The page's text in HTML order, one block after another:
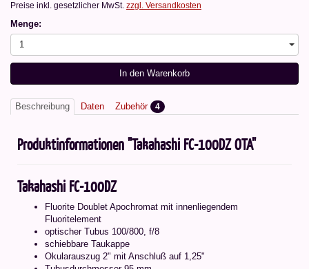
Preise inkl. gesetzlicher MwSt. zzgl. Versandkosten
Menge:
1
In den Warenkorb
Beschreibung Daten Zubehör 4
Produktinformationen "Takahashi FC-100DZ OTA"
Takahashi FC-100DZ
Fluorite Doublet Apochromat mit innenliegendem
Fluoritelement
optischer Tubus 100/800, f/8
schiebbare Taukappe
Okularauszug 2" mit Anschluß auf 1,25"